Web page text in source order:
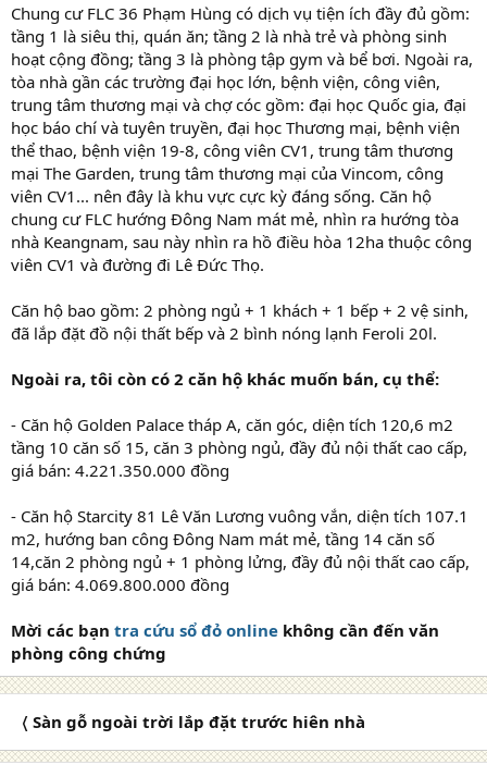
Chung cư FLC 36 Phạm Hùng có dịch vụ tiện ích đầy đủ gồm:
tầng 1 là siêu thị, quán ăn; tầng 2 là nhà trẻ và phòng sinh
hoạt cộng đồng; tầng 3 là phòng tập gym và bể bơi. Ngoài ra,
tòa nhà gần các trường đại học lớn, bệnh viện, công viên,
trung tâm thương mại và chợ cóc gồm: đại học Quốc gia, đại
học báo chí và tuyên truyền, đại học Thương mại, bệnh viện
thể thao, bệnh viện 19-8, công viên CV1, trung tâm thương
mại The Garden, trung tâm thương mại của Vincom, công
viên CV1... nên đây là khu vực cực kỳ đáng sống. Căn hộ
chung cư FLC hướng Đông Nam mát mẻ, nhìn ra hướng tòa
nhà Keangnam, sau này nhìn ra hồ điều hòa 12ha thuộc công
viên CV1 và đường đi Lê Đức Thọ.
Căn hộ bao gồm: 2 phòng ngủ + 1 khách + 1 bếp + 2 vệ sinh,
đã lắp đặt đồ nội thất bếp và 2 bình nóng lạnh Feroli 20l.
Ngoài ra, tôi còn có 2 căn hộ khác muốn bán, cụ thể:
- Căn hộ Golden Palace tháp A, căn góc, diện tích 120,6 m2
tầng 10 căn số 15, căn 3 phòng ngủ, đầy đủ nội thất cao cấp,
giá bán: 4.221.350.000 đồng
- Căn hộ Starcity 81 Lê Văn Lương vuông vắn, diện tích 107.1
m2, hướng ban công Đông Nam mát mẻ, tầng 14 căn số
14,căn 2 phòng ngủ + 1 phòng lửng, đầy đủ nội thất cao cấp,
giá bán: 4.069.800.000 đồng
Mời các bạn tra cứu sổ đỏ online không cần đến văn
phòng công chứng
〈 Sàn gỗ ngoài trời lắp đặt trước hiên nhà